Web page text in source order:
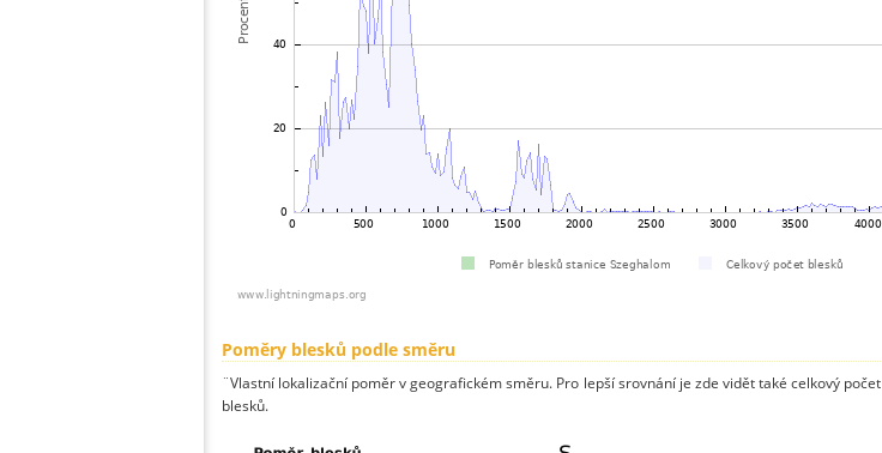
Poměry blesků podle směru
¨Vlastní lokalizační poměr v geografickém směru. Pro lepší srovnání je zde vidět také celkový počet
blesků.